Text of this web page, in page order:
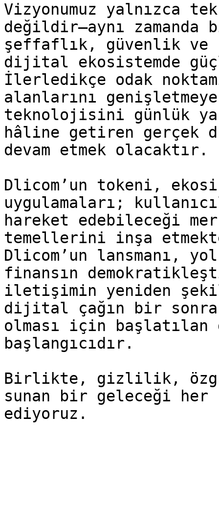
Vizyonumuz yalnızca
değildir—aynı
şeffaflık, güvenlik ve
dijital ekosistemde
İlerledikçe odak
alanlarını
teknolojisini günlük
hâline getiren gerçek
devam etmek olacaktır.
Dlicom’un tokeni,
uygulamaları;
hareket edebileceği
temellerini inşa
Dlicom’un lansmanı,
finansın
iletişimin yeniden
dijital çağın bir
olması için başlatılan
başlangıcıdır.
Birlikte, gizlilik,
sunan bir geleceği her